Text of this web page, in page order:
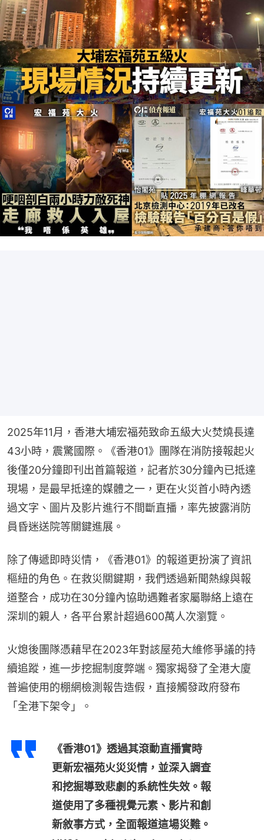
2025年11月，香港大埔宏福苑致命五級大火焚燒長達
43小時，震驚國際。《香港01》團隊在消防接報起火
後僅20分鐘即刊出首篇報道，記者於30分鐘內已抵達
現場，是最早抵達的媒體之一，更在火災首小時內透
過文字、圖片及影片進行不間斷直播，率先披露消防
員昏迷送院等關鍵進展。
除了傳遞即時災情，《香港01》的報道更扮演了資訊
樞紐的角色。在救災關鍵期，我們透過新聞熱線與報
道整合，成功在30分鐘內協助遇難者家屬聯絡上遠在
深圳的親人，各平台累計超過600萬人次瀏覽。
火熄後團隊憑藉早在2023年對該屋苑大維修爭議的持
續追蹤，進一步挖掘制度弊端。獨家揭發了全港大廈
普遍使用的棚網檢測報告造假，直接觸發政府發布
「全港下架令」。
《香港01》透過其滾動直播實時
更新宏福苑火災災情，並深入調查
和挖掘導致悲劇的系統性失效。報
道使用了多種視覺元素、影片和創
新敘事方式，全面報道這場災難。